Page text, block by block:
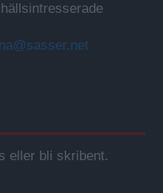
eller bli skribent.